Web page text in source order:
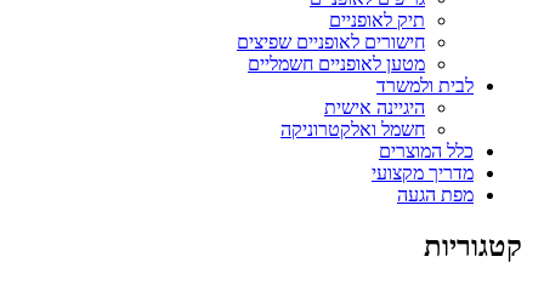
תיק לאופניים
חישורים לאופניים שפיצים
מטען לאופניים חשמליים
לבית ולמשרד
היגיינה אישית
חשמל ואלקטרוניקה
כלל המוצרים
מדריך מקצועי
מפת הגעה
קטגוריות